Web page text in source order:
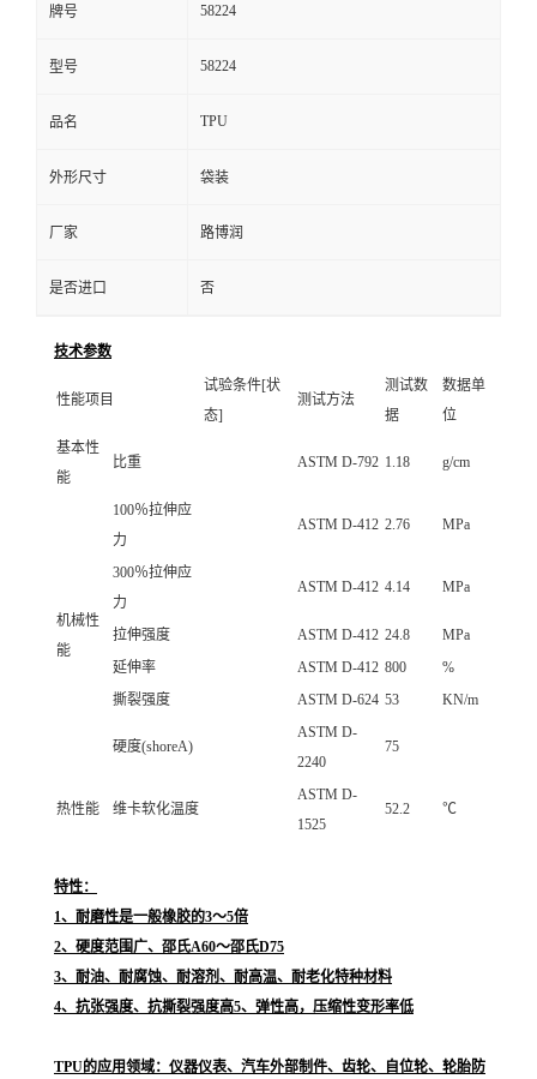
牌号 58224
型号 58224
品名 TPU
外形尺寸 袋装
厂家 路博润
是否进口 否
技术参数
性能项目
试验条件[状
态]
测试方法
测试数
据
数据单
位
基本性
能
比重 ASTM D-792 1.18 g/cm
机械性
能
100％拉伸应
力
ASTM D-412 2.76 MPa
300％拉伸应
力
ASTM D-412 4.14 MPa
拉伸强度 ASTM D-412 24.8
MPa
延伸率
ASTM D-412 800
%
撕裂强度
ASTM D-624 53 KN/m
硬度(shoreA)
ASTM D-
2240
75
热性能 维卡软化温度
ASTM D-
1525
52.2 ℃
特性：
1、耐磨性是一般橡胶的3～5倍
2、硬度范围广、邵氏A60～邵氏D75
3、耐油、耐腐蚀、耐溶剂、耐高温、耐老化特种材料
4、抗张强度、抗撕裂强度高5、弹性高，压缩性变形率低
TPU的应用领域：仪器仪表、汽车外部制件、齿轮、自位轮、轮胎防